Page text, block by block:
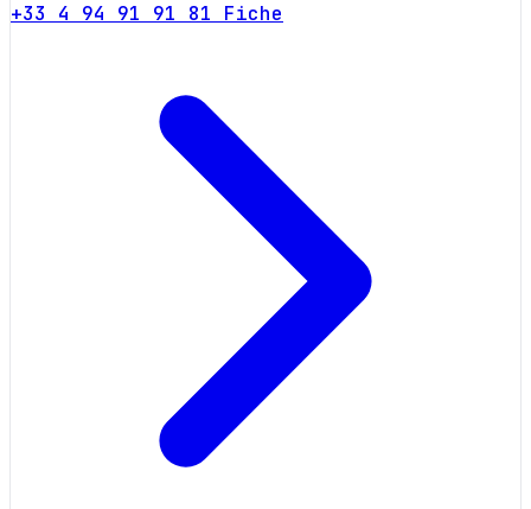
+33 4 94 91 91 81 Fiche